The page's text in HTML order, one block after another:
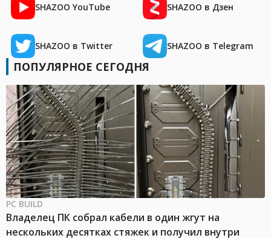
SHAZOO YouTube SHAZOO в Дзен
SHAZOO в Twitter SHAZOO в Telegram
ПОПУЛЯРНОЕ СЕГОДНЯ
PC BUILD
Владелец ПК собрал кабели в один жгут на
нескольких десятках стяжек и получил внутри